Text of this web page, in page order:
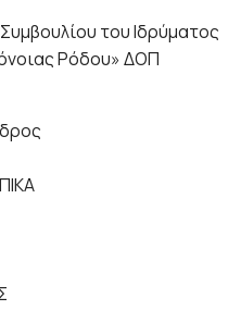
του Ιδρύματος
Ρόδου» ΔΟΠ